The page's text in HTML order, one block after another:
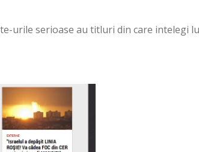
urile serioase au titluri din care intelegi